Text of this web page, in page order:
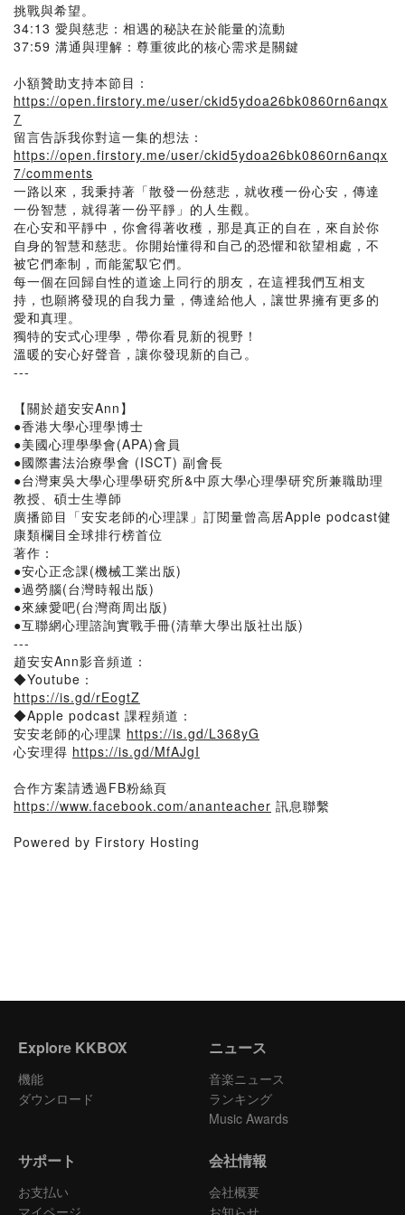
挑戰與希望。
34:13 愛與慈悲：相遇的秘訣在於能量的流動
37:59 溝通與理解：尊重彼此的核心需求是關鍵
小額贊助支持本節目：
https://open.firstory.me/user/ckid5ydoa26bk0860rn6anqx
7
留言告訴我你對這一集的想法：
https://open.firstory.me/user/ckid5ydoa26bk0860rn6anqx
7/comments
一路以來，我秉持著「散發一份慈悲，就收穫一份心安，傳達
一份智慧，就得著一份平靜」的人生觀。
在心安和平靜中，你會得著收穫，那是真正的自在，來自於你
自身的智慧和慈悲。你開始懂得和自己的恐懼和欲望相處，不
被它們牽制，而能駕馭它們。
每一個在回歸自性的道途上同行的朋友，在這裡我們互相支
持，也願將發現的自我力量，傳達給他人，讓世界擁有更多的
愛和真理。
獨特的安式心理學，帶你看見新的視野！
溫暖的安心好聲音，讓你發現新的自己。
---
【關於趙安安Ann】
●香港大學心理學博士
●美國心理學學會(APA)會員
●國際書法治療學會 (ISCT) 副會長
●台灣東吳大學心理學研究所&中原大學心理學研究所兼職助理
教授、碩士生導師
廣播節目「安安老師的心理課」訂閱量曾高居Apple podcast健
康類欄目全球排行榜首位
著作：
●安心正念課(機械工業出版)
●過勞腦(台灣時報出版)
●來練愛吧(台灣商周出版)
●互聯網心理諮詢實戰手冊(清華大學出版社出版)
---
趙安安Ann影音頻道：
◆Youtube：
https://is.gd/rEogtZ
◆Apple podcast 課程頻道：
安安老師的心理課 https://is.gd/L368yG
心安理得 https://is.gd/MfAJgI
合作方案請透過FB粉絲頁
https://www.facebook.com/ananteacher 訊息聯繫
Powered by Firstory Hosting
Explore KKBOX
機能
ダウンロード
ニュース
音楽ニュース
ランキング
Music Awards
サポート
お支払い
マイページ
会社情報
会社概要
お知らせ